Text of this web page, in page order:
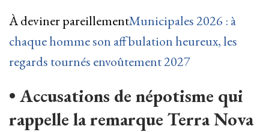
À deviner pareillementMunicipales 2026 : à
chaque homme son affbulation heureux, les
regards tournés envoûtement 2027
• Accusations de népotisme qui
rappelle la remarque Terra Nova